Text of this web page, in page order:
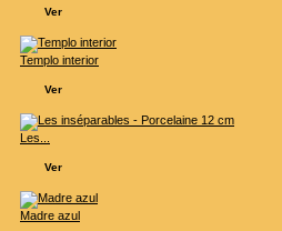
Ver
Templo interior
Ver
Les...
Ver
Madre azul